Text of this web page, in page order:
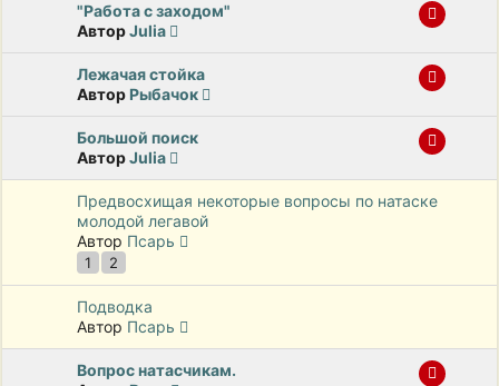
"Работа с заходом"
АвторJulia
Лежачая стойка
Автор Рыбачок
Большой поиск
АвторJulia
Предвосхищая некоторые вопросы по натаске
молодой легавой
Автор Псарь
1 2
Подводка
Автор Псарь
Вопрос натасчикам.